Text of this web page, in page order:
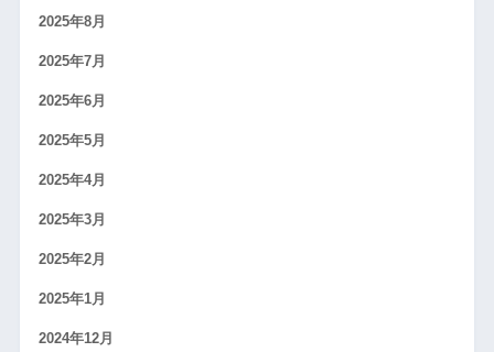
2025年8月
2025年7月
2025年6月
2025年5月
2025年4月
2025年3月
2025年2月
2025年1月
2024年12月